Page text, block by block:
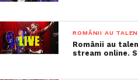
ROMÂNII AU
Românii au
stream online.